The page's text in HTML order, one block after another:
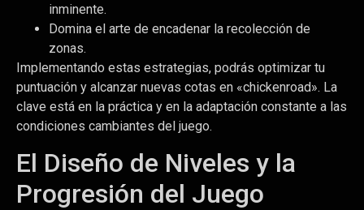
inminente.
Domina el arte de encadenar la recolección de
zonas.
Implementando estas estrategias, podrás optimizar tu
puntuación y alcanzar nuevas cotas en «chickenroad». La
clave está en la práctica y en la adaptación constante a las
condiciones cambiantes del juego.
El Diseño de Niveles y la
Progresión del Juego